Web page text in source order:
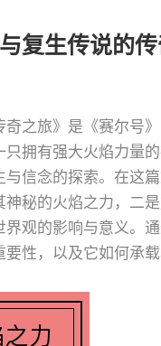
复生传说的
之旅》是《赛尔号
拥有强大火焰力量
信念的探索。在这
秘的火焰之力，二
观的影响与意义。
性，以及它如何承